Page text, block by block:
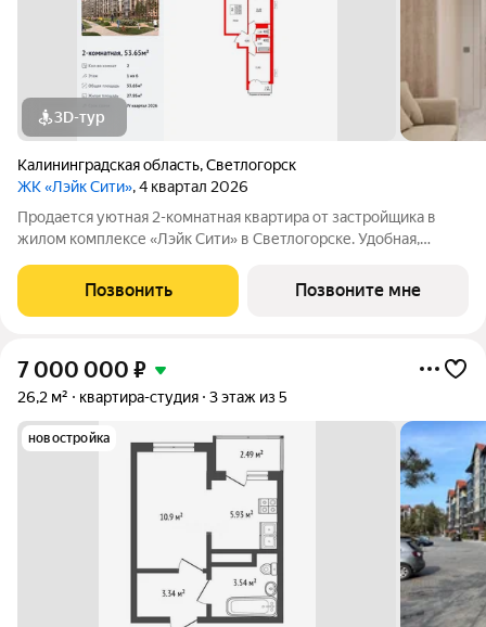
3D-тур
Калининградская область,Светлогорск
ЖК «Лэйк Сити», 4 квартал 2026
Продается уютная 2-комнатная квартира от застройщика в
жилом комплексе «Лэйк Сити» в Светлогорске. Удобная,
прихожая 6 м. Общая площадь квартиры - 53.65 м, жилая 27.95
м, высота потолка 3 м.
Позвонить Позвоните мне
7 000 000 ₽
26,2 м² квартира-студия 3 этаж из 5
новостройка